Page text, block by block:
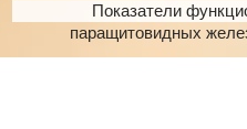
Показатели
паращитовидных